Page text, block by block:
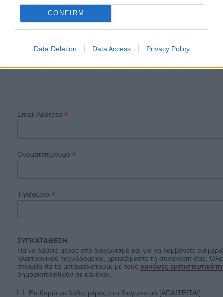
CONFIRM
Data Deletion Data Access Privacy Policy
(συμπληρώσετετα στοιχεία σας,τσεκάρετετα
επιθυμητά πεδία συγκατάθεσης και
Email Address *
Ονοματεπώνυμο *
Τηλέφωνο *
ΣΥΓΚΑΤΑΘΕΣΗ
Για να λάβετε μέρος στο διαγωνισμό και για να λαμβάνετε
ηλεκτρονικού ταχυδρομείου, χρειαζόμαστε τη συναίνεση σας.
στοιχεία θα τα μεταχειριστούμε με τους κανόνες
δημοσιοποιηθούν σε κανέναν.
Επιθυμώ να λάβω μέρος στο διαγωνισμό [ΑΠΑΙΤΕΙΤΑΙ]